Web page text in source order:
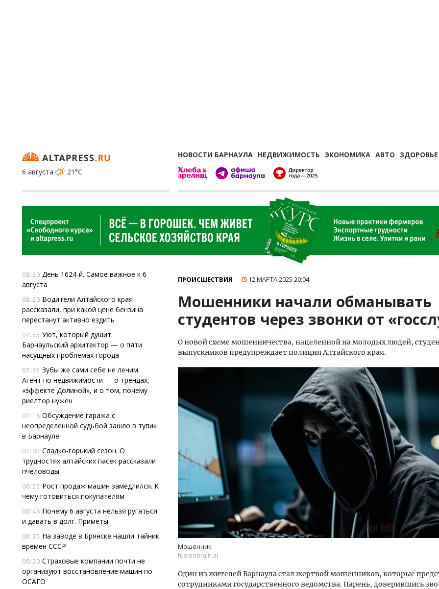
НОВОСТИ БАРНАУЛА НЕДВИЖИМОСТЬ ЭКОНОМИКА АВТО ЗДОРОВЬЕ
6 августа
21°C
08:30 День 1624-й. Самое важное к 6
августа
08:20 Водители Алтайского края
рассказали, при какой цене бензина
перестанут активно ездить
07:55 Уют, который душит.
Барнаульский архитектор — о пяти
насущных проблемах города
07:35 Зубы же сами себе не лечим.
Агент по недвижимости — о трендах,
«эффекте Долиной», и о том, почему
риелтор нужен
07:18 Обсуждение гаража с
неопределенной судьбой зашло в тупик
в Барнауле
07:02 Сладко-горький сезон. О
трудностях алтайских пасек рассказали
пчеловоды
06:55 Рост продаж машин замедлился. К
чему готовиться покупателям
06:46 Почему 6 августа нельзя ругаться
и давать в долг. Приметы
06:35 На заводе в Брянске нашли тайник
времен СССР
06:20 Страховые компании почти не
организуют восстановление машин по
ОСАГО
ПРОИСШЕСТВИЯ 12 МАРТА 2025 20:04
Мошенники начали обманывать
студентов через звонки от
О новой схеме мошенничества, нацеленной на молодых людей,
выпускников предупреждает полиция Алтайского края.
Мошенник.
fusionbrain.ai
Один из жителей Барнаула стал жертвой мошенников, которые
сотрудниками государственного ведомства. Парень, доверившись
Т2 перезапускает программу
«Выгодно вместе» — теперь и для
Власти договорились
поставки топлива на